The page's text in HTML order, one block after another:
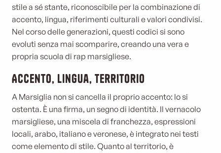
stile a sé stante, riconoscibile per la combinazione di
accento, lingua, riferimenti culturali e valori condivisi.
Nel corso delle generazioni, questi codici si sono
evoluti senza mai scomparire, creando una vera e
propria scuola di rap marsigliese.
Accento, lingua, territorio
A Marsiglia non si cancella il proprio accento: lo si
ostenta. È una firma, un segno di identità. Il vernacolo
marsigliese, una miscela di franchezza, espressioni
locali, arabo, italiano e veronese, è integrato nei testi
come elemento di stile. Quanto al territorio, è